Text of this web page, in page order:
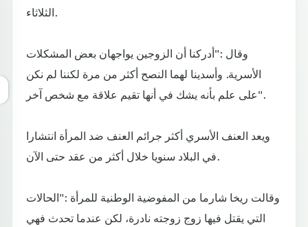
الثلاثاء.
وقال :"أدركنا أن الزوجين يواجهان بعض المشكلات
الأسرية. وأسدينا لهما النصح أكثر من مرة لكننا لم نكن
على علم بأنه يشك في أنها تقيم علاقة مع شخص آخر".
ويعد العنف الأسري أكثر جرائم العنف ضد المرأة انتشارا
في البلاد سنويا خلال أكثر من عقد حتى الآن.
وقالت ريخا شارما من المفوضية الوطنية للمرأة :"الحالات
التي يقتل فيها زوج زوجته نادرة، لكن عندما تحدث فهي